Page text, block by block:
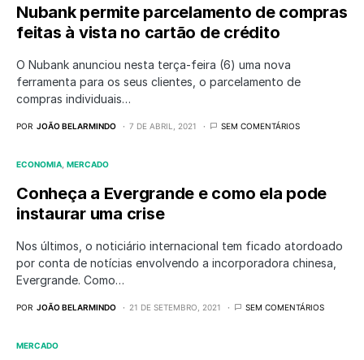
Nubank permite parcelamento de compras
feitas à vista no cartão de crédito
O Nubank anunciou nesta terça-feira (6) uma nova
ferramenta para os seus clientes, o parcelamento de
compras individuais…
POR JOÃO BELARMINDO 7 DE ABRIL, 2021 SEM COMENTÁRIOS
ECONOMIA MERCADO
Conheça a Evergrande e como ela pode
instaurar uma crise
Nos últimos, o noticiário internacional tem ficado atordoado
por conta de notícias envolvendo a incorporadora chinesa,
Evergrande. Como…
POR JOÃO BELARMINDO 21 DE SETEMBRO, 2021 SEM COMENTÁRIOS
MERCADO